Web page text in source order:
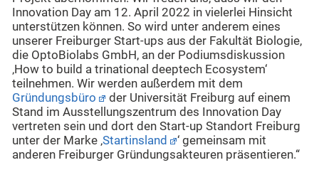
Innovation Day am 12. April 2022 in vielerlei Hinsicht
unterstützen können. So wird unter anderem eines
unserer Freiburger Start-ups aus der Fakultät Biologie,
die OptoBiolabs GmbH, an der Podiumsdiskussion
‚How to build a trinational deeptech Ecosystem‘
teilnehmen. Wir werden außerdem mit dem
Gründungsbüro
der Universität Freiburg auf einem
Stand im Ausstellungszentrum des Innovation Day
vertreten sein und dort den Start-up Standort Freiburg
unter der Marke ‚Startinsland
‘ gemeinsam mit
anderen Freiburger Gründungsakteuren präsentieren.“